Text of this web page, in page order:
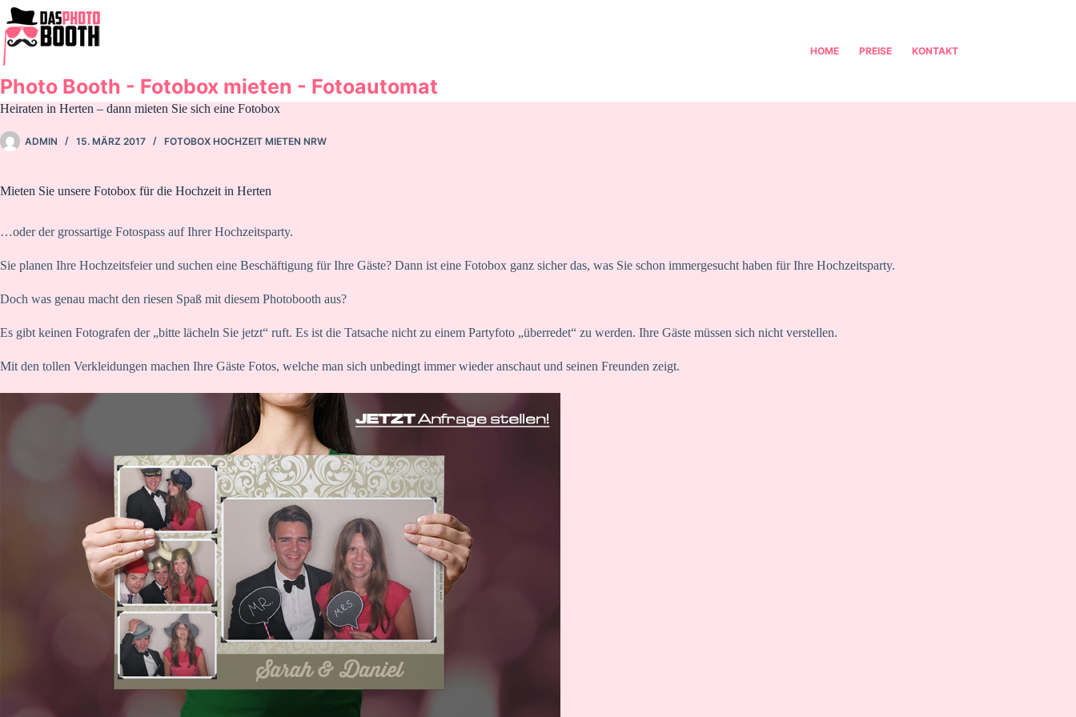
Zum
Inhalt
springen
Photo Booth - Fotobox mieten - Fotoautomat
HOME PREISE KONTAKT
Heiraten in Herten – dann mieten Sie sich eine Fotobox
ADMIN 15. MÄRZ 2017 FOTOBOX HOCHZEIT MIETEN NRW
Mieten Sie unsere Fotobox für die Hochzeit in Herten
…oder der grossartige Fotospass auf Ihrer Hochzeitsparty.
Sie planen Ihre Hochzeitsfeier und suchen eine Beschäftigung für Ihre Gäste? Dann ist eine Fotobox ganz sicher das, was Sie schon immergesucht haben für Ihre Hochzeitsparty.
Doch was genau macht den riesen Spaß mit diesem Photobooth aus?
Es gibt keinen Fotografen der „bitte lächeln Sie jetzt“ ruft. Es ist die Tatsache nicht zu einem Partyfoto „überredet“ zu werden. Ihre Gäste müssen sich nicht verstellen.
Mit den tollen Verkleidungen machen Ihre Gäste Fotos, welche man sich unbedingt immer wieder anschaut und seinen Freunden zeigt.